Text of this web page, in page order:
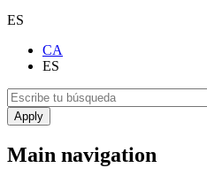
ES
CA
ES
Main navigation